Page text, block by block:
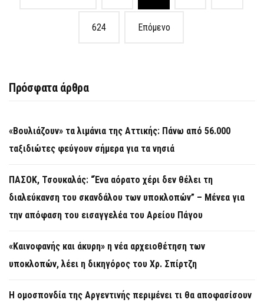
624 Επόμενο
Πρόσφατα άρθρα
«Βουλιάζουν» τα λιμάνια της Αττικής: Πάνω από 56.000
ταξιδιώτες φεύγουν σήμερα για τα νησιά
ΠΑΣΟΚ, Τσουκαλάς: “Ένα αόρατο χέρι δεν θέλει τη
διαλεύκανση του σκανδάλου των υποκλοπών” – Μένεα για
την απόφαση του εισαγγελέα του Αρείου Πάγου
«Καινοφανής και άκυρη» η νέα αρχειοθέτηση των
υποκλοπών, λέει η δικηγόρος του Χρ. Σπίρτζη
Η ομοσπονδία της Αργεντινής περιμένει τι θα αποφασίσουν